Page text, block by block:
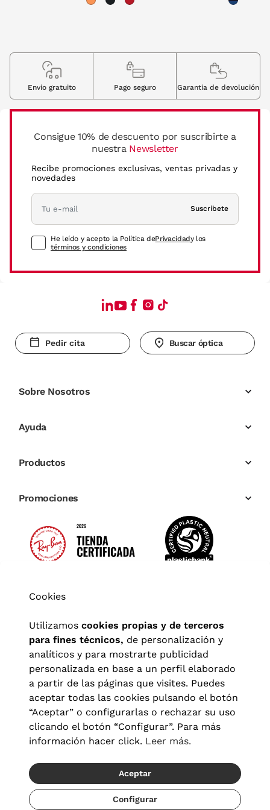
Recíbelo del 19/08 al 21/08
Consigue 10% de descuento por suscribirte a
nuestra Newsletter
Recibe promociones exclusivas, ventas privadas y
novedades
Suscríbete
He leído y acepto la Política dePrivacidady los
términos y condiciones
Envio gratuito Pago seguro Garantia de devolución
Pedir cita Buscar óptica
Sobre Nosotros
Ayuda
Productos
Promociones
Aviso legal| Política de privacidad Términos y condiciones
Política de cookies|Configuración de cookies
© 2026 Visionlab España
Cookies
Utilizamos cookies propias y de terceros
para fines técnicos, de personalización y
analíticos y para mostrarte publicidad
personalizada en base a un perfil elaborado
a partir de las páginas que visites. Puedes
aceptar todas las cookies pulsando el botón
“Aceptar” o configurarlas o rechazar su uso
clicando el botón “Configurar”. Para más
información hacer click. Leer más.
Aceptar
Configurar